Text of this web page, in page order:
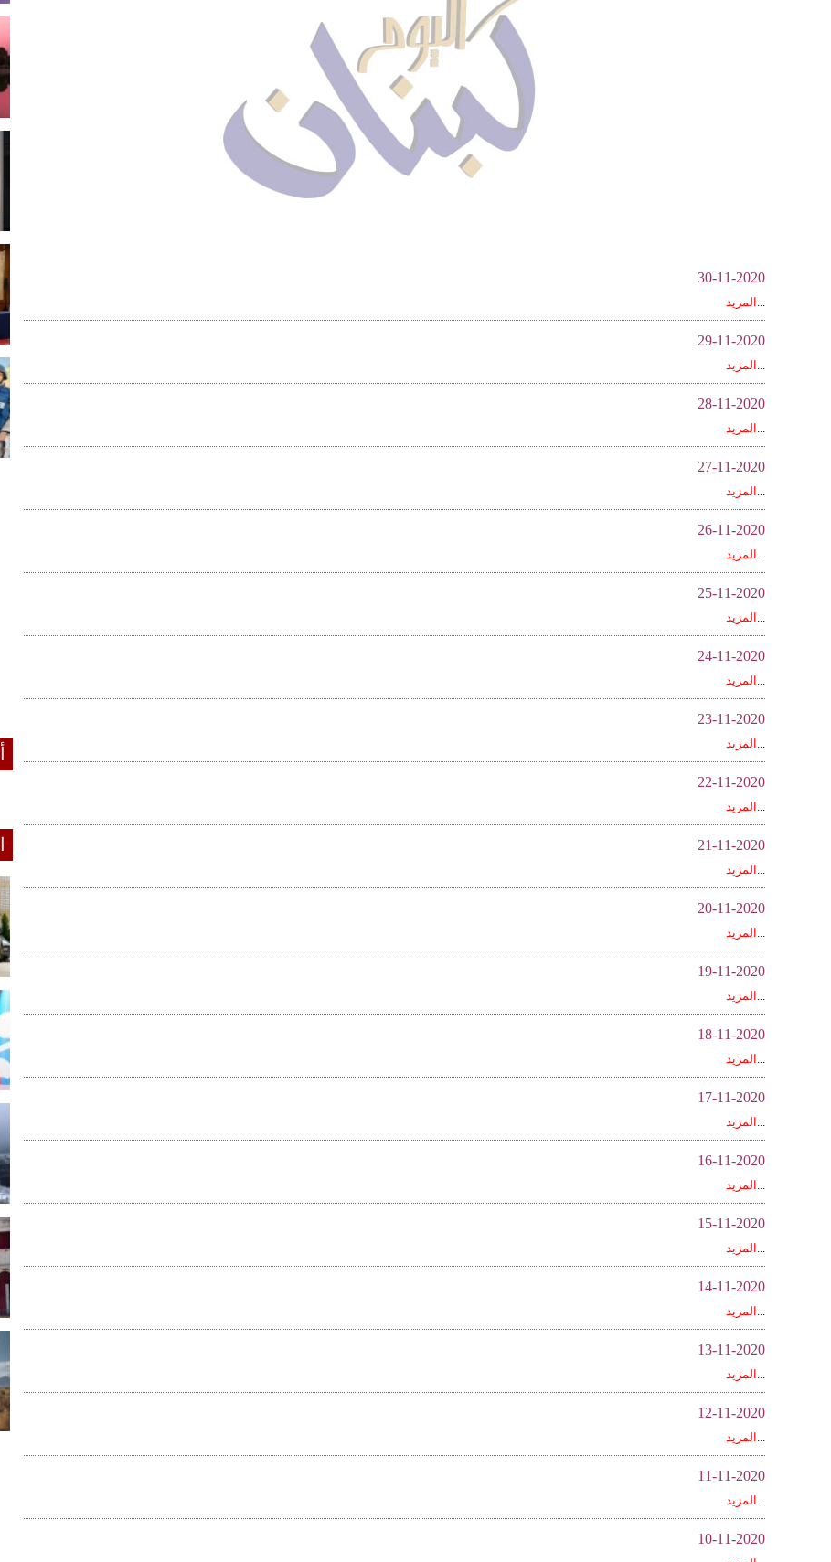
30-11-2020
... المزيد
29-11-2020
... المزيد
28-11-2020
... المزيد
27-11-2020
... المزيد
26-11-2020
... المزيد
25-11-2020
... المزيد
24-11-2020
... المزيد
23-11-2020
... المزيد
22-11-2020
... المزيد
21-11-2020
... المزيد
20-11-2020
... المزيد
19-11-2020
... المزيد
18-11-2020
... المزيد
17-11-2020
... المزيد
16-11-2020
... المزيد
15-11-2020
... المزيد
14-11-2020
... المزيد
13-11-2020
... المزيد
12-11-2020
... المزيد
11-11-2020
... المزيد
10-11-2020